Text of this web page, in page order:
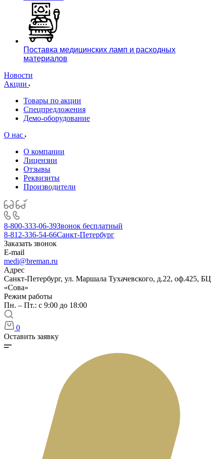
Поставка медицинских ламп и расходных
материалов
Новости
Акции
Товары по акции
Спецпредложения
Демо-оборудование
О нас
О компании
Лицензии
Отзывы
Реквизиты
Производители
8-800-333-06-39Звонок бесплатный
8-812-336-54-66Санкт-Петербург
Заказать звонок
E-mail
medi@breman.ru
Адрес
Санкт-Петербург, ул. Маршала Тухачевского, д.22, оф.425, БЦ
«Сова»
Режим работы
Пн. – Пт.: с 9:00 до 18:00
0
Оставить заявку